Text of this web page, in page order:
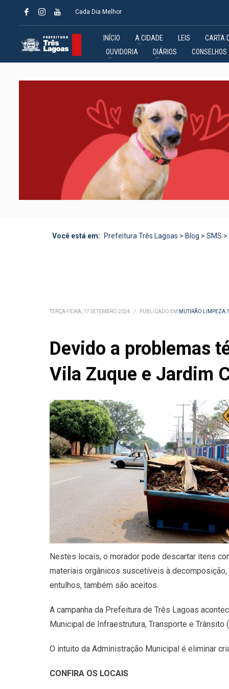
Cada Dia Melhor
INÍCIO A CIDADE LEIS
CARTA
OUVIDORIA
DIÁRIOS CONSELHOS
Você está em: Prefeitura Três Lagoas > Blog > SMS >
TERÇA-FEIRA, 17 SETEMBRO 2024 / PUBLICADO EM MUTIRÃO LIMPEZA,
Devido a problemas
Vila Zuque e Jardim
Nestes locais, o morador pode descartar itens
materiais orgânicos suscetíveis à
entulhos, também são aceitos.
A campanha da Prefeitura de Três Lagoas
Municipal de Infraestrutura, Transporte e Trânsito
O intuito da Administração Municipal é eliminar
CONFIRA OS LOCAIS